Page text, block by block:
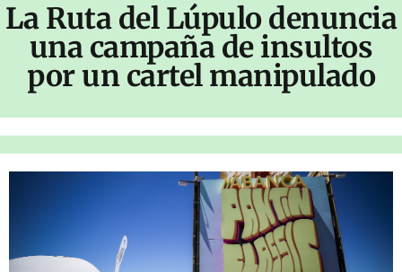
La Ruta del Lúpulo denuncia
una campaña de insultos
por un cartel manipulado